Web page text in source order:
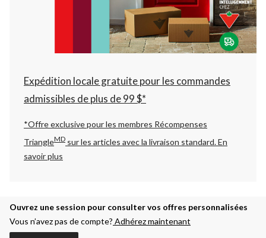
à
22:00
cliquer
pour
changer
Expédition locale gratuite pour les commandes
admissibles de plus de 99 $*
*Offre exclusive pour les membres Récompenses
TriangleMD sur les articles avec la livraison standard.En
savoir plus
Ouvrez une session pour consulter vos offres personnalisées
Vous n’avez pas de compte? Adhérez maintenant